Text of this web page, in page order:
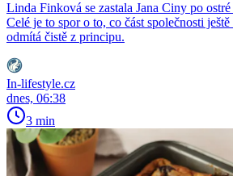
Linda Finková se zastala Jana Ciny po
Celé je to spor o to, co část společnosti
odmítá čistě z principu.
In-lifestyle.cz
dnes, 06:38
3 min